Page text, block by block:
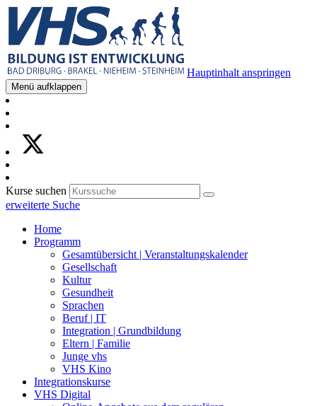
Hauptinhalt anspringen
Menü aufklappen
Kurse suchen
erweiterte Suche
Home
Programm
Gesamtübersicht | Veranstaltungskalender
Gesellschaft
Kultur
Gesundheit
Sprachen
Beruf | IT
Integration | Grundbildung
Eltern | Familie
Junge vhs
VHS Kino
Integrationskurse
VHS Digital